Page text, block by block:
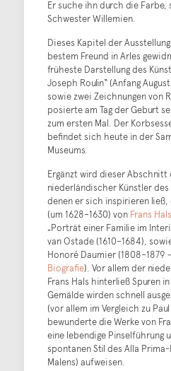
Er suche ihn durch die Farbe,
Schwester Willemien.
Dieses Kapitel der
bestem Freund in Arles
früheste Darstellung des
Joseph Roulin“ (Anfang
sowie zwei Zeichnungen von
posierte am Tag der Geburt
zum ersten Mal. Der
befindet sich heute in der
Museums.
Ergänzt wird dieser
niederländischer Künstler
denen er sich inspirieren ließ,
(um 1628–1630) von Frans Hals
„Porträt einer Familie im
van Ostade (1610–1684),
Honoré Daumier (1808–1879
Biografie). Vor allem der
Frans Hals hinterließ Spuren
Gemälde wirden schnell
(vor allem im Vergleich zu
bewunderte die Werke von
eine lebendige Pinselführung
spontanen Stil des Alla
Malens) aufweisen.